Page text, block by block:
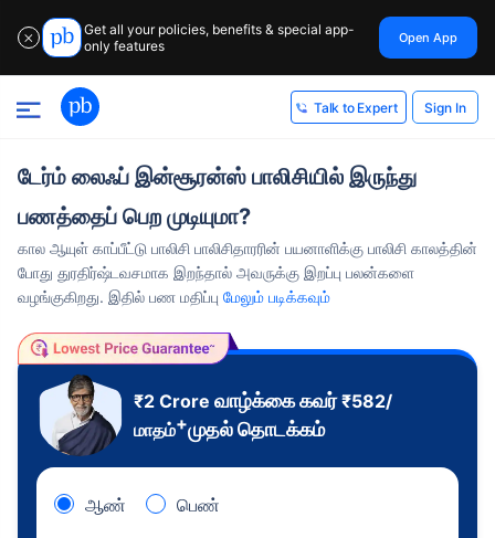
✕
Get all your policies, benefits & special app-
only features
Open App
Talk to Expert Sign In
டேர்ம் லைஃப் இன்சூரன்ஸ் பாலிசியில் இருந்து
பணத்தைப் பெற முடியுமா?
கால ஆயுள் காப்பீட்டு பாலிசி பாலிசிதாரரின் பயனாளிக்கு பாலிசி காலத்தின்
போது துரதிர்ஷ்டவசமாக இறந்தால் அவருக்கு இறப்பு பலன்களை
வழங்குகிறது. இதில் பண மதிப்பு மேலும் படிக்கவும்
₹2 Crore வாழ்க்கை கவர்₹582/
மாதம்+முதல் தொடக்கம்
ஆண் பெண்